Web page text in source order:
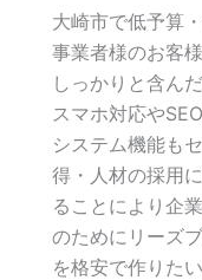
大崎市で低予算
事業者様のお客
しっかりと含ん
スマホ対応や
システム機能も
得・人材の採用
ることにより企
のためにリーズ
を格安で作りた